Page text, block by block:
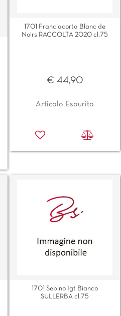
1701 Franciacorta Blanc de
Noirs RACCOLTA 2020 cl.75
€ 44,90
Articolo Esaurito
1701 Sebino Igt Bianco
SULLERBA cl.75